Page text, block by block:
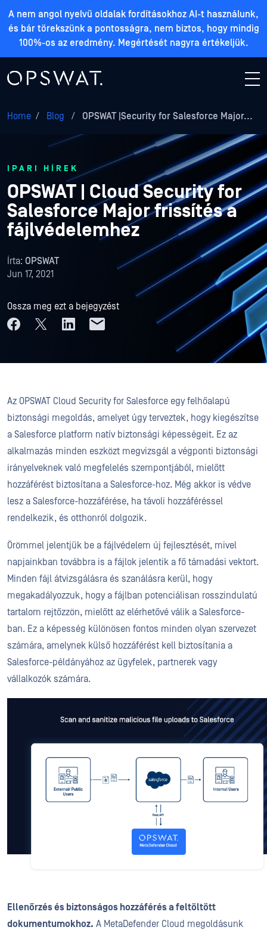
A nem angol nyelvű oldalak fordításokhoz AI-t használunk,
és bár törekszünk a pontosságra, nem biztos, hogy mindig
100%-os az eredmény. Megértését nagyra értékeljük.
Home / Blog / OPSWAT |Security for Salesforce Major...
IPARI HÍREK
OPSWAT | Cloud Security for
Salesforce Major frissítés a
fájlvédelemhez
Írta: OPSWAT
Jun 17, 2021
Ossza meg ezt a bejegyzést
Az OPSWAT Cloud Security for Salesforce egy felhőalapú
biztonsági megoldás, amelyet úgy terveztek, hogy kiegészítse
a Salesforce platform natív biztonsági képességeit. Ez az
alkalmazás minden eszközt megvizsgál a végponti biztonsági
irányelveknek való megfelelés szempontjából, mielőtt
hozzáférést biztosítana a Salesforce-hoz. Még akkor is védve
lesz a Salesforce-hozzáférése, ha távoli hozzáféréssel
rendelkezik, és otthonról dolgozik.
Örömmel jelentjük be a fájlvédelem új fejlesztését, mivel
napjainkban továbbra is a fájlok jelentik a fő támadási vektort.
Minden fájl átvizsgálásra és szanálásra kerül, hogy
megakadályozzuk, hogy a fájlban potenciálisan rosszindulatú
tartalom rejtőzzön, mielőtt az elérhetővé válik a Salesforce-
ban. Ez a képesség különösen fontos minden olyan szervezet
számára, amelynek külső hozzáférést kell biztosítania a
Salesforce-példányához az ügyfelek, partnerek vagy
vállalkozók számára.
Ellenőrzés és biztonságos hozzáférés a feltöltött
dokumentumokhoz. A MetaDefender Cloud megoldásunk